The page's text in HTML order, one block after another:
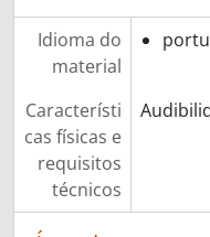
Idioma do
material
Característi
cas físicas e
requisitos
técnicos